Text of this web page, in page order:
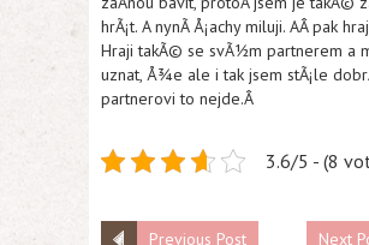
hrÃ¡t. A nynÃ­ Å¡achy miluji. AÂ pak
Hraji takÃ© se svÃ½m partnerem a
uznat, Å¾e ale i tak jsem stÃ¡le
partnerovi to nejde.Â
3.6/5 - (8
Previous Post Next